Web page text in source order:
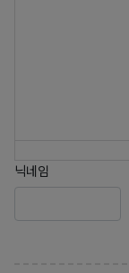
닉네임